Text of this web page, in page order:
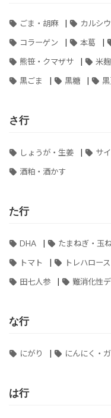
ごま・胡麻 | カルシ
コラーゲン | 本葛 |
熊笹・クマザサ | 米
黒ごま | 黒糖 |
さ行
しょうが・生姜 | サ
酒粕・酒かす
た行
DHA | たまねぎ・玉
トマト | トレハロース
田七人参 | 難消化性
な行
にがり | にんにく・
は行